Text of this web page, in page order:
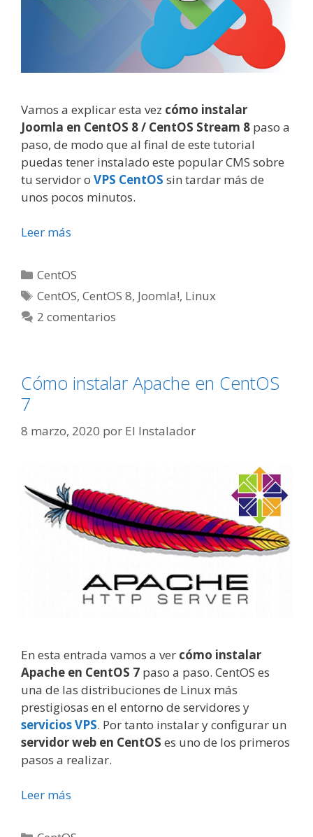
Vamos a explicar esta vez cómo instalar
Joomla en CentOS 8 / CentOS Stream 8 paso a
paso, de modo que al final de este tutorial
puedas tener instalado este popular CMS sobre
tu servidor o VPS CentOS sin tardar más de
unos pocos minutos.
Leer más
Categorías
CentOS
Etiquetas
CentOS,CentOS 8, Joomla!, Linux
2 comentarios
Cómo instalar Apache en CentOS
7
8 marzo, 2020 por El Instalador
En esta entrada vamos a ver cómo instalar
Apache en CentOS 7 paso a paso. CentOS es
una de las distribuciones de Linux más
prestigiosas en el entorno de servidores y
servicios VPS. Por tanto instalar y configurar un
servidor web en CentOS es uno de los primeros
pasos a realizar.
Leer más